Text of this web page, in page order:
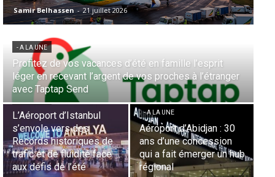
Samir Belhassen - 6 août 2026
- A LA UNE
Aérien & Stratégie : Comment Royal Air Maroc fait de
la diaspora européenne le moteur de son hub de
Casablanca
- A LA UNE
Sécurité des frontières
aériennes en Afrique :
L’appel urgent à
l’harmonisation globale
- A LA UNE
Nominations : Sadri
Essid à la tête de la
Représentation d’Air
France en Tunisie et
Lionel Rault aux
commandes de la région
ANSCO